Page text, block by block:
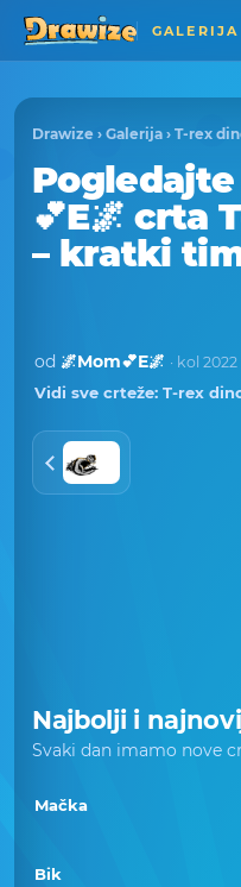
GALERIJA
Drawize › Galerija › T-rex
💕E🌌 crta
– kratki
od 🌌Mom💕E🌌 · kol 2022
Vidi sve crteže: T-rex
Najbolji i
Svaki dan imamo nove
Mačka
Bik